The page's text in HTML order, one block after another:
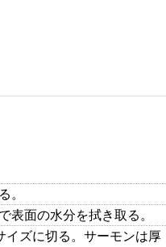
。
表面の水分を拭き取る。
イズに切る。サーモンは厚